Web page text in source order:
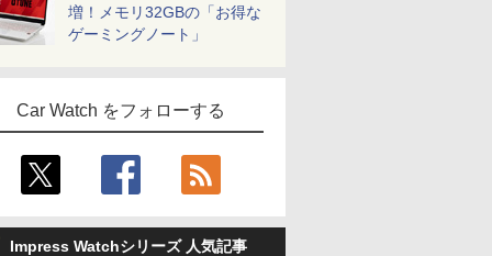
増！メモリ32GBの「お得な
ゲーミングノート」
Car Watch をフォローする
Impress Watchシリーズ 人気記事